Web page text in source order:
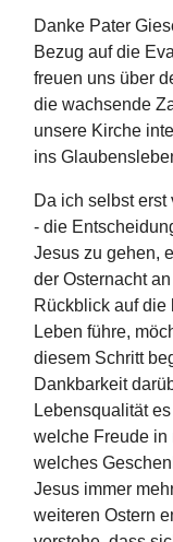
Danke Pater
Bezug auf die
freuen uns über
die wachsende
unsere Kirche
ins
Da ich selbst
- die
Jesus zu gehen,
der Osternacht
Rückblick auf
Leben führe,
diesem Schritt
Dankbarkeit
Lebensqualität
welche Freude in
welches
Jesus immer
weiteren Ostern